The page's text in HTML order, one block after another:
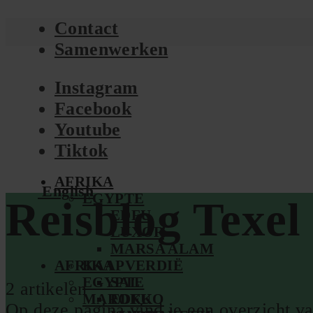
Contact
Samenwerken
Instagram
Facebook
Youtube
Tiktok
English
AFRIKA
EGYPTE
EDFU
LUXOR
MARSA ALAM
KAAPVERDIË
SAL
MAROKKO
AFRIKA
EGYPTE
EDFU
Reisblog Texel
2 artikelen